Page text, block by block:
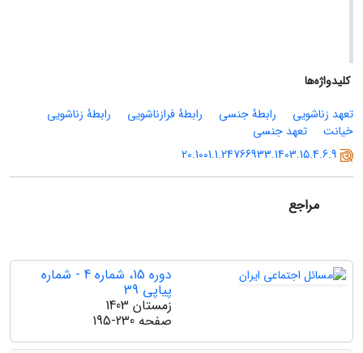
کلیدواژه‌ها
تعهد زناشویی
رابطۀ جنسی رابطۀ فرازناشویی
رابطۀ زناشویی
خیانت
تعهد جنسی
20.1001.1.24766933.1403.15.4.6.9
مراجع
دوره 15، شماره 4 - شماره
پیاپی 39
زمستان 1403
صفحه 195-230